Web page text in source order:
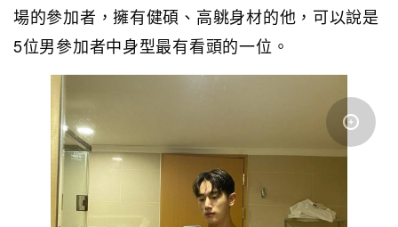
場的參加者，擁有健碩、高䠷身材的他，可以說是
5位男參加者中身型最有看頭的一位。